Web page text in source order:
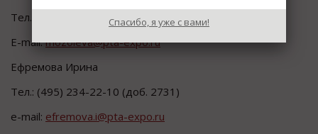
Тел. +7 (495) 234-22-10
E-mail:mozoleva@pta-expo.ru
Ефремова Ирина
Тел.: (495) 234-22-10 (доб. 2731)
e-mail: efremova.i@pta-expo.ru
Спасибо, я уже с вами!